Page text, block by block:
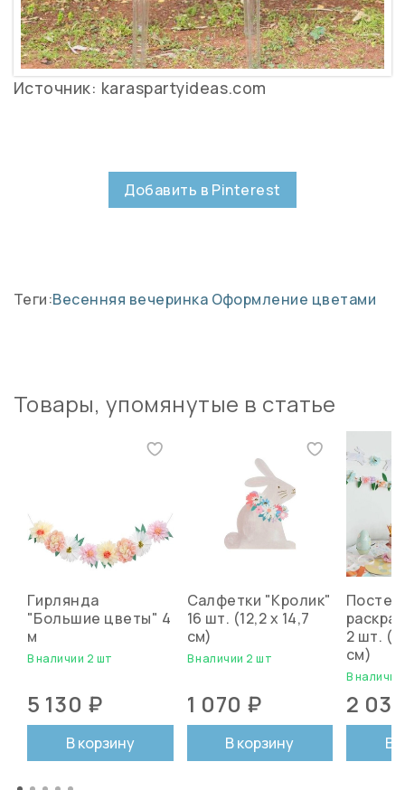
Источник: karaspartyideas.com
Добавить в Pinterest
Теги:Весенняя вечеринка Оформление цветами
Товары, упомянутые в статье
Гирлянда
"Большие цветы" 4
м
В наличии 2 шт
5 130 ₽
В корзину
Салфетки "Кролик"
16 шт. (12,2 х 14,7
см)
В наличии 2 шт
1 070 ₽
В корзину
2 шт.
см)
В
2
В